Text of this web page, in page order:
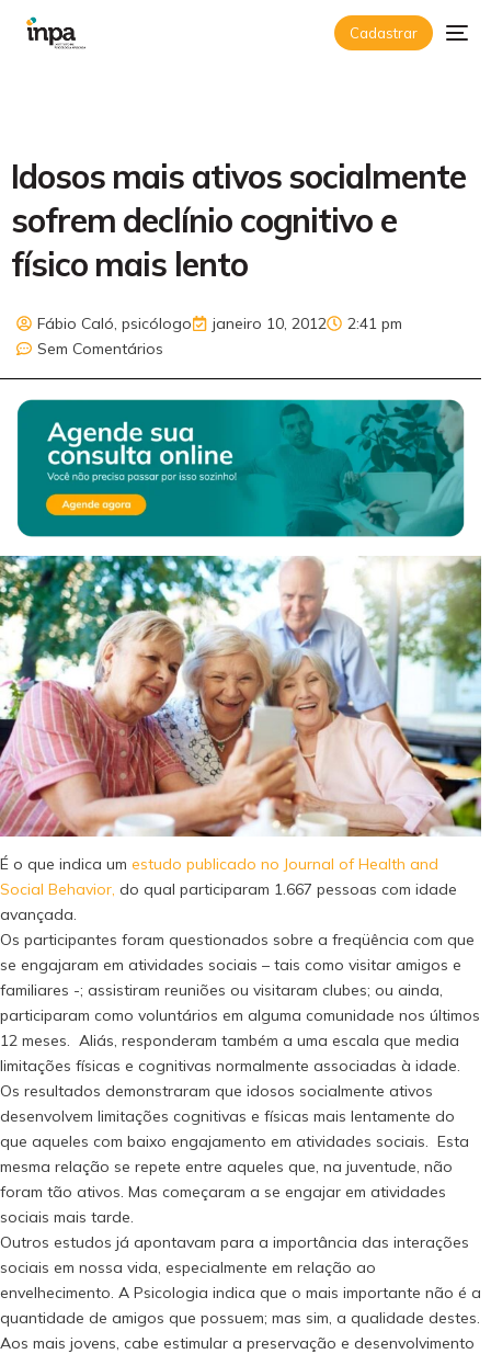
Cadastrar
Idosos mais ativos socialmente
sofrem declínio cognitivo e
físico mais lento
Fábio Caló, psicólogo janeiro 10, 2012
2:41 pm
Sem Comentários
É o que indica um estudo publicado no Journal of Health and
Social Behavior, do qual participaram 1.667 pessoas com idade
avançada.
Os participantes foram questionados sobre a freqüência com que
se engajaram em atividades sociais – tais como visitar amigos e
familiares -; assistiram reuniões ou visitaram clubes; ou ainda,
participaram como voluntários em alguma comunidade nos últimos
12 meses. Aliás, responderam também a uma escala que media
limitações físicas e cognitivas normalmente associadas à idade.
Os resultados demonstraram que idosos socialmente ativos
desenvolvem limitações cognitivas e físicas mais lentamente do
que aqueles com baixo engajamento em atividades sociais. Esta
mesma relação se repete entre aqueles que, na juventude, não
foram tão ativos. Mas começaram a se engajar em atividades
sociais mais tarde.
Outros estudos já apontavam para a importância das interações
sociais em nossa vida, especialmente em relação ao
envelhecimento. A Psicologia indica que o mais importante não é a
quantidade de amigos que possuem; mas sim, a qualidade destes.
Aos mais jovens, cabe estimular a preservação e desenvolvimento